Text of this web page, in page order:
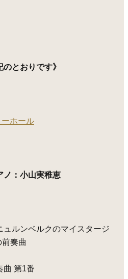
のとおりです》
ホール
：小山実稚恵
ュルンベルクのマイスタージ
奏曲
曲 第1番